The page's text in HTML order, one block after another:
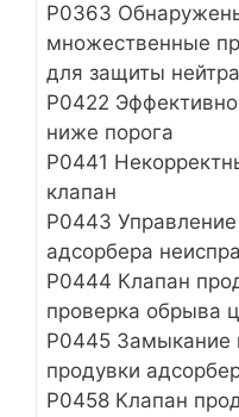
Р0363
множественные
для защиты
Р0422
ниже порога
Р0441
клапан
Р0443
адсорбера
Р0444 Клапан
проверка обрыва
Р0445 Замыкание
продувки
Р0458 Клапан